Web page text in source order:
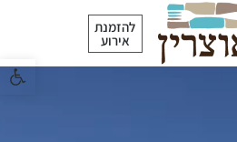
פתח
להזמנת
אירוע